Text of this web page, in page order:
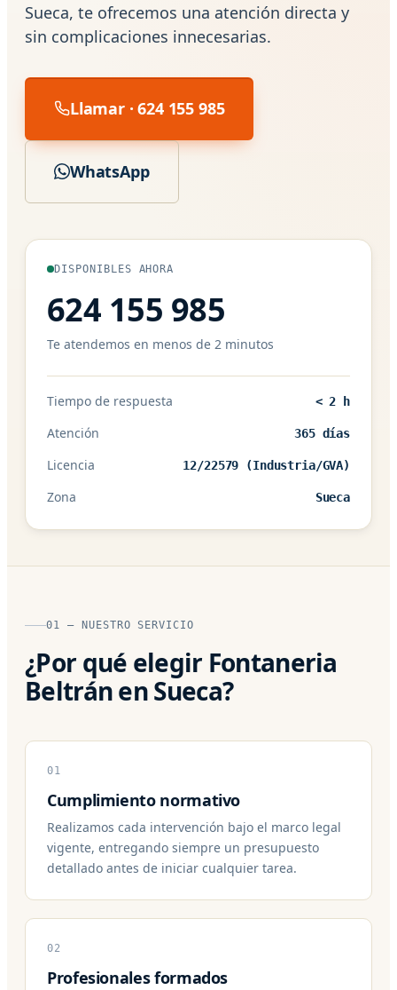
Sueca, te ofrecemos una atención directa y
sin complicaciones innecesarias.
Llamar · 624 155 985
WhatsApp
DISPONIBLES AHORA
624 155 985
Te atendemos en menos de 2 minutos
Tiempo de respuesta < 2 h
Atención 365 días
Licencia 12/22579 (Industria/GVA)
Zona Sueca
01 — NUESTRO SERVICIO
¿Por qué elegir Fontaneria
Beltrán en Sueca?
01
Cumplimiento normativo
Realizamos cada intervención bajo el marco legal
vigente, entregando siempre un presupuesto
detallado antes de iniciar cualquier tarea.
02
Profesionales formados